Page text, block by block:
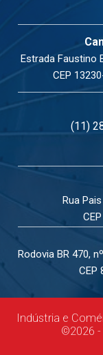
Estrada Faustino
CEP
(11)
Rua
Rodovia BR 470,
CEP
Indústria e
©2026 -